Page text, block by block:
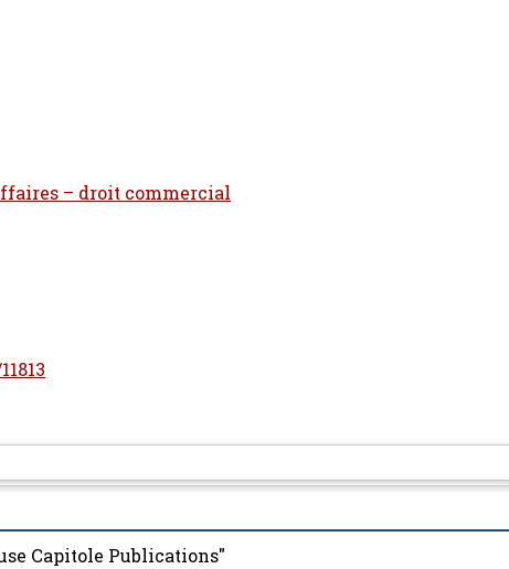
– droit commercial
Capitole Publications"